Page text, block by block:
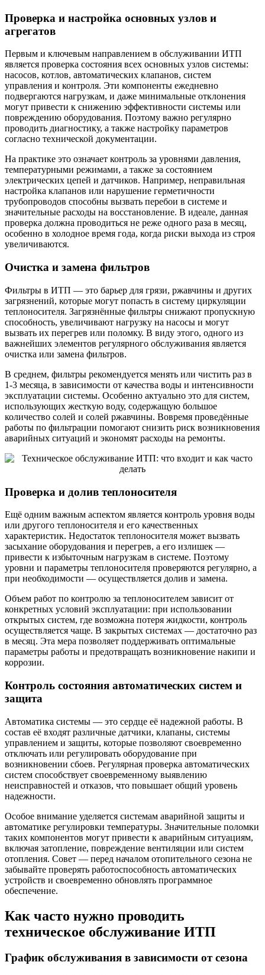
Проверка и настройка основных узлов и
агрегатов
Первым и ключевым направлением в обслуживании ИТП
является проверка состояния всех основных узлов системы:
насосов, котлов, автоматических клапанов, систем
управления и контроля. Эти компоненты ежедневно
подвергаются нагрузкам, и даже минимальные отклонения
могут привести к снижению эффективности системы или
повреждению оборудования. Поэтому важно регулярно
проводить диагностику, а также настройку параметров
согласно технической документации.
На практике это означает контроль за уровнями давления,
температурными режимами, а также за состоянием
электрических цепей и датчиков. Например, неправильная
настройка клапанов или нарушение герметичности
трубопроводов способны вызвать перебои в системе и
значительные расходы на восстановление. В идеале, данная
проверка должна проводиться не реже одного раза в месяц,
особенно в холодное время года, когда риски выхода из строя
увеличиваются.
Очистка и замена фильтров
Фильтры в ИТП — это барьер для грязи, ржавчины и других
загрязнений, которые могут попасть в систему циркуляции
теплоносителя. Загрязнённые фильтры снижают пропускную
способность, увеличивают нагрузку на насосы и могут
вызвать их перегрев или поломку. В виду этого, одного из
важнейших элементов регулярного обслуживания является
очистка или замена фильтров.
В среднем, фильтры рекомендуется менять или чистить раз в
1-3 месяца, в зависимости от качества воды и интенсивности
эксплуатации системы. Особенно актуально это для систем,
использующих жесткую воду, содержащую большое
количество солей и солей ржавчины. Вовремя проведённые
работы по фильтрации помогают снизить риск возникновения
аварийных ситуаций и экономят расходы на ремонты.
Проверка и долив теплоносителя
Ещё одним важным аспектом является контроль уровня воды
или другого теплоносителя и его качественных
характеристик. Недостаток теплоносителя может вызвать
засыхание оборудования и перегрев, а его излишек —
привести к избыточным нагрузкам в системе. Поэтому
уровни и параметры теплоносителя проверяются регулярно, а
при необходимости — осуществляется долив и замена.
Объем работ по контролю за теплоносителем зависит от
конкретных условий эксплуатации: при использовании
открытых систем, где возможна потеря жидкости, контроль
осуществляется чаще. В закрытых системах — достаточно раз
в месяц. Эта мера позволяет поддерживать оптимальные
параметры работы и предотвращать возникновение накипи и
коррозии.
Контроль состояния автоматических систем и
защита
Автоматика системы — это сердце её надежной работы. В
состав её входят различные датчики, клапаны, системы
управлением и защиты, которые позволяют своевременно
отключать или регулировать оборудование при
возникновении сбоев. Регулярная проверка автоматических
систем способствует своевременному выявлению
неисправностей и отказов, что повышает общий уровень
надежности.
Особое внимание уделяется системам аварийной защиты и
автоматике регулировки температуры. Значительные поломки
таких компонентов могут привести к аварийным ситуациям,
включая затопление, повреждение вентиляции или систем
отопления. Совет — перед началом отопительного сезона не
забывайте проверять работоспособность автоматических
устройств и своевременно обновлять программное
обеспечение.
Как часто нужно проводить
техническое обслуживание ИТП
График обслуживания в зависимости от сезона